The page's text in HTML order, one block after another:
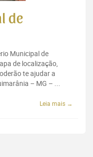
de
Municipal de
de localização,
te ajudar a
– MG – ...
Leia mais →